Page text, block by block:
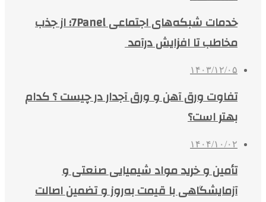
خدمات شبکه‌های اجتماعی 7Panel؛ از جذب
مخاطب تا افزایش درآمد
۱۴۰۳/۱۲/۰۵
تفاوت ورق آهن و ورق آجدار در چیست ؟ کدام
بهتر است؟
۱۴۰۴/۱۰/۰۲
تأمین و خرید مواد شیمیایی صنعتی و
آزمایشگاهی با قیمت به‌روز و تضمین اصالت